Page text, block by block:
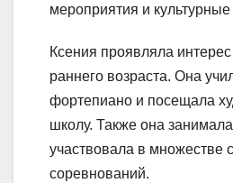
мероприятия и
Ксения проявляла интерес
раннего возраста. Она
фортепиано и посещала
школу. Также она
участвовала в множестве
соревнований.